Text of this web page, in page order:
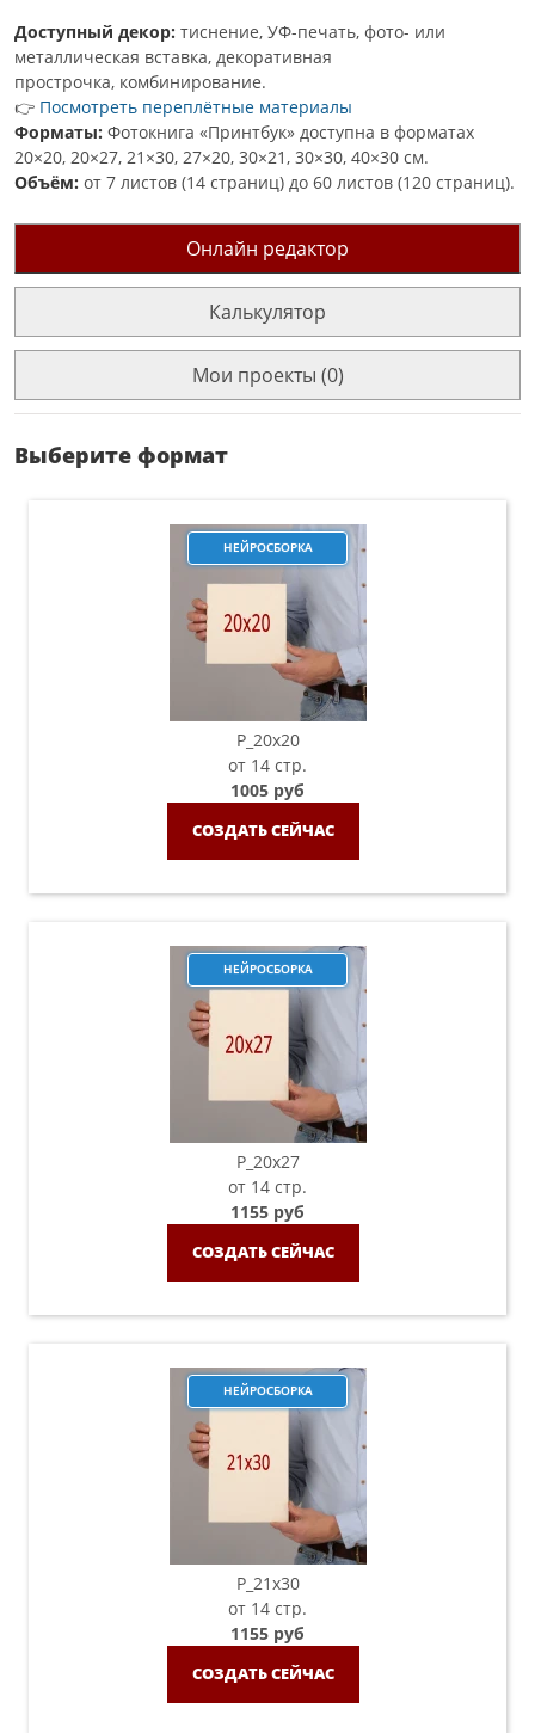
Доступный декор: тиснение, УФ-печать, фото- или
металлическая вставка, декоративная
прострочка, комбинирование.
👉 Посмотреть переплётные материалы
Форматы: Фотокнига «Принтбук» доступна в форматах
20×20, 20×27, 21×30, 27×20, 30×21, 30×30, 40×30 см.
Объём: от 7 листов (14 страниц) до 60 листов (120 страниц).
Онлайн редактор
Калькулятор
Мои проекты (0)
Выберите формат
НЕЙРОСБОРКА
P_20х20
от 14 стр.
1005 руб
СОЗДАТЬ СЕЙЧАС
НЕЙРОСБОРКА
P_20х27
от 14 стр.
1155 руб
СОЗДАТЬ СЕЙЧАС
НЕЙРОСБОРКА
P_21х30
от 14 стр.
1155 руб
СОЗДАТЬ СЕЙЧАС